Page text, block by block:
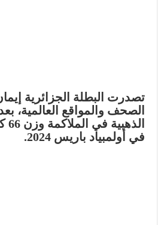
تصدرت البطلة الجزائرية
الصحف والمواقع العالمية، بعد
في أولمبياد باريس 2024.